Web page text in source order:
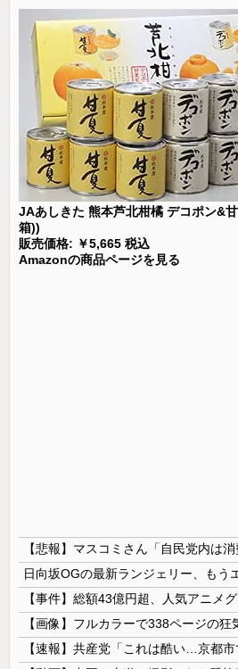
JAあしきた 熊本芦北柑橘 デコポン&
箱))
販売価格: ￥5,665 税込
Amazonの商品ページを見る